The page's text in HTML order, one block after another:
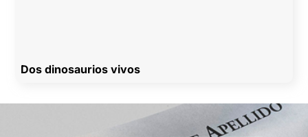
Dos dinosaurios vivos